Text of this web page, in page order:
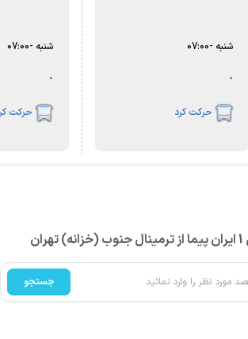
شنبه 07:00
حرکت کرد
شنبه 07:00
حرکت
جستجو